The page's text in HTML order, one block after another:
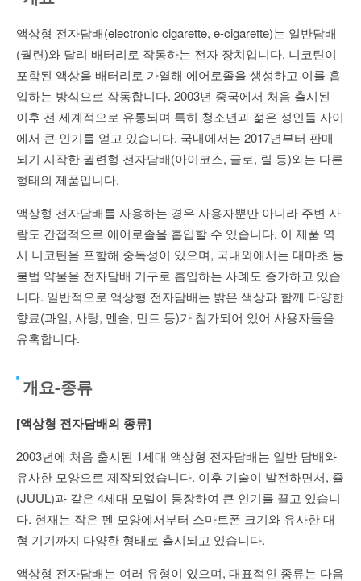
액상형 전자담배(electronic cigarette, e-cigarette)는 일반담배
(궐련)와 달리 배터리로 작동하는 전자 장치입니다. 니코틴이
포함된 액상을 배터리로 가열해 에어로졸을 생성하고 이를 흡
입하는 방식으로 작동합니다. 2003년 중국에서 처음 출시된
이후 전 세계적으로 유통되며 특히 청소년과 젊은 성인들 사이
에서 큰 인기를 얻고 있습니다. 국내에서는 2017년부터 판매
되기 시작한 궐련형 전자담배(아이코스, 글로, 릴 등)와는 다른
형태의 제품입니다.
액상형 전자담배를 사용하는 경우 사용자뿐만 아니라 주변 사
람도 간접적으로 에어로졸을 흡입할 수 있습니다. 이 제품 역
시 니코틴을 포함해 중독성이 있으며, 국내외에서는 대마초 등
불법 약물을 전자담배 기구로 흡입하는 사례도 증가하고 있습
니다. 일반적으로 액상형 전자담배는 밝은 색상과 함께 다양한
향료(과일, 사탕, 멘솔, 민트 등)가 첨가되어 있어 사용자들을
유혹합니다.
개요-종류
[액상형 전자담배의 종류]
2003년에 처음 출시된 1세대 액상형 전자담배는 일반 담배와
유사한 모양으로 제작되었습니다. 이후 기술이 발전하면서, 쥴
(JUUL)과 같은 4세대 모델이 등장하여 큰 인기를 끌고 있습니
다. 현재는 작은 펜 모양에서부터 스마트폰 크기와 유사한 대
형 기기까지 다양한 형태로 출시되고 있습니다.
액상형 전자담배는 여러 유형이 있으며, 대표적인 종류는 다음